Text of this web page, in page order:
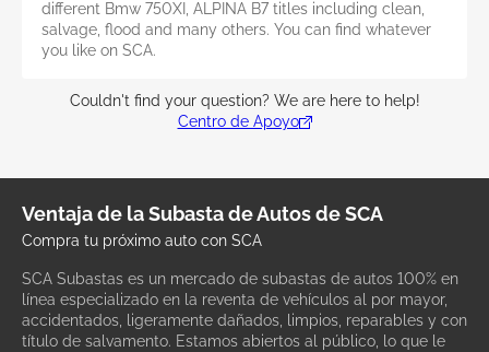
different Bmw 750XI, ALPINA B7 titles including clean,
salvage, flood and many others. You can find whatever
you like on SCA.
Couldn't find your question? We are here to help!
Centro de Apoyo
Ventaja de la Subasta de Autos de SCA
Compra tu próximo auto con SCA
SCA Subastas es un mercado de subastas de autos 100% en
línea especializado en la reventa de vehículos al por mayor,
accidentados, ligeramente dañados, limpios, reparables y con
título de salvamento. Estamos abiertos al público, lo que le